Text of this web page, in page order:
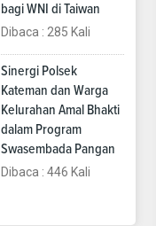
bagi WNI di Taiwan
Dibaca : 285 Kali
Sinergi Polsek
Kateman dan Warga
Kelurahan Amal Bhakti
dalam Program
Swasembada Pangan
Dibaca : 446 Kali